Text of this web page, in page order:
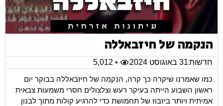
הנקמה של חיזבאללה
חדשות31 באוגוסט 2024
• 5,012
כמו שאמרנו שיקרה כך קרה, הנקמה של חיזבאללה בבוקר יום
ראשון השבוע הייתה בעיקר רעש וצלצולים חסרי משמעות צבאית
אמיתית ויותר ביזבוז של תחמושת כדי להרגיע קולות מתוך לבנון